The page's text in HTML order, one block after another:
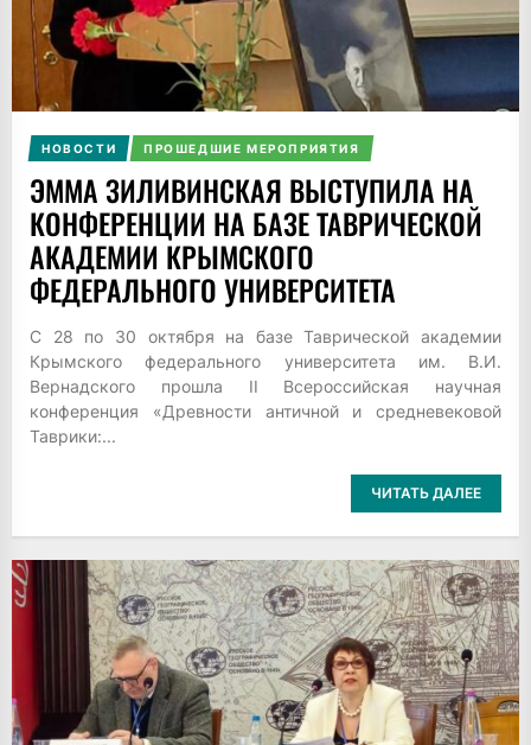
НОВОСТИ ПРОШЕДШИЕ МЕРОПРИЯТИЯ
ЭММА ЗИЛИВИНСКАЯ ВЫСТУПИЛА НА
КОНФЕРЕНЦИИ НА БАЗЕ ТАВРИЧЕСКОЙ
АКАДЕМИИ КРЫМСКОГО
ФЕДЕРАЛЬНОГО УНИВЕРСИТЕТА
С 28 по 30 октября на базе Таврической академии
Крымского федерального университета им. В.И.
Вернадского прошла II Всероссийская научная
конференция «Древности античной и средневековой
Таврики:...
ЧИТАТЬ ДАЛЕЕ